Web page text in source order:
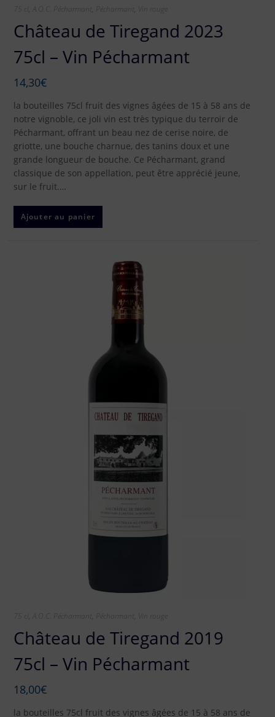
A.O.C. Pécharmant Pécharmant Vin rouge
Château de Tiregand 2023
75cl – Vin Pécharmant
14,30€
la bouteilles 75cl fruit des vignes âgées de 15 à 58 ans de
notre vignoble, ce joli vin est très typique du terroir de
Pécharmant, offrant un beau nez de cerise noire, de
griotte, une bouche charnue, des tanins doux et une
grande longueur de bouche. Ce Pécharmant, grand
classique de son appellation, peut être apprécié jeune,
sur le fruit.…
Ajouter au panier
A.O.C. Pécharmant Pécharmant Vin rouge
Château de Tiregand 2019
75cl – Vin Pécharmant
18,00€
la bouteilles 75cl fruit des vignes âgées de 15 à 58 ans de